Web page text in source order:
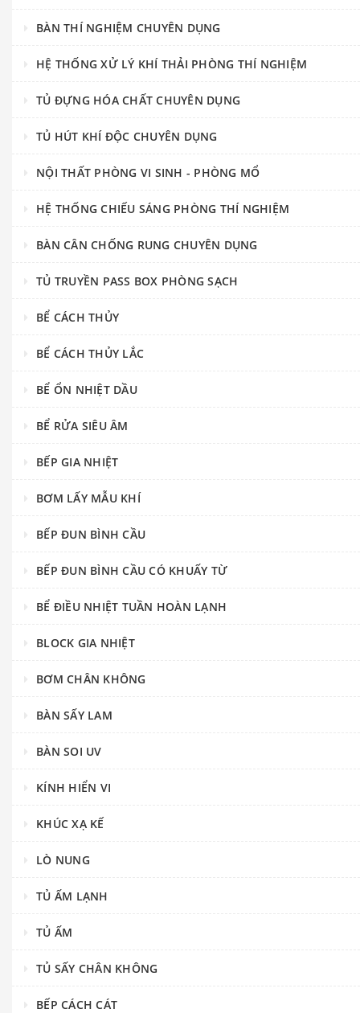
BÀN THÍ NGHIỆM CHUYÊN DỤNG
HỆ THỐNG XỬ LÝ KHÍ THẢI PHÒNG THÍ NGHIỆM
TỦ ĐỰNG HÓA CHẤT CHUYÊN DỤNG
TỦ HÚT KHÍ ĐỘC CHUYÊN DỤNG
NỘI THẤT PHÒNG VI SINH - PHÒNG MỔ
HỆ THỐNG CHIẾU SÁNG PHÒNG THÍ NGHIỆM
BÀN CÂN CHỐNG RUNG CHUYÊN DỤNG
TỦ TRUYỀN PASS BOX PHÒNG SẠCH
BỂ CÁCH THỦY
BỂ CÁCH THỦY LẮC
BỂ ỔN NHIỆT DẦU
BỂ RỬA SIÊU ÂM
BẾP GIA NHIỆT
BƠM LẤY MẪU KHÍ
BẾP ĐUN BÌNH CẦU
BẾP ĐUN BÌNH CẦU CÓ KHUẤY TỪ
BỂ ĐIỀU NHIỆT TUẦN HOÀN LẠNH
BLOCK GIA NHIỆT
BƠM CHÂN KHÔNG
BÀN SẤY LAM
BÀN SOI UV
KÍNH HIỂN VI
KHÚC XẠ KẾ
LÒ NUNG
TỦ ẤM LẠNH
TỦ ẤM
TỦ SẤY CHÂN KHÔNG
BẾP CÁCH CÁT